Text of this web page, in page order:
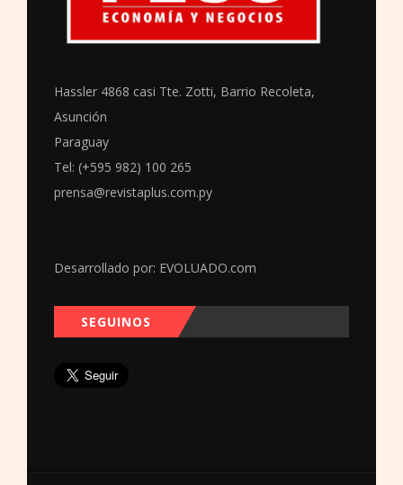
Hassler 4868 casi Tte. Zotti, Barrio Recoleta,
Asunción
Paraguay
Tel: (+595 982) 100 265
prensa@revistaplus.com.py
Desarrollado por: EVOLUADO.com
SEGUINOS